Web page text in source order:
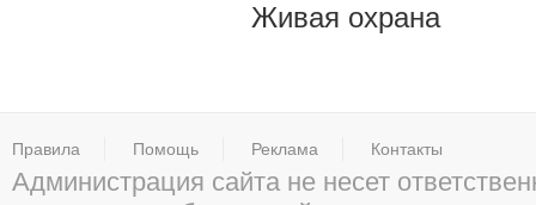
Живая охрана
Правила Помощь Реклама Контакты
Администрация сайта не несет